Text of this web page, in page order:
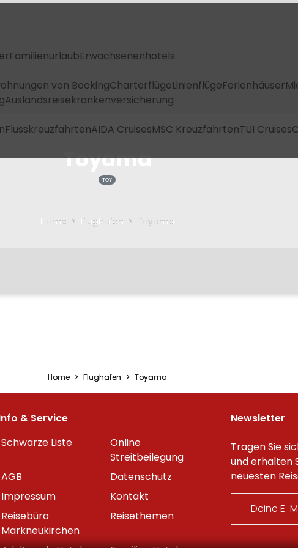
FamilienurlaubErwachsenenhotels
von BookingCharterflügeLinienflügeFerienhäuser
Auslandsreisekrankenversicherung
FlusskreuzfahrtenAIDA CruisesMSC KreuzfahrtenTUI Cruises
Toyama
TOY
Home Flughafen Toyama
Home Flughafen Toyama
& Service
Schwarze Liste
Online
Streitbeilegung
AGB
Datenschutz
Impressum
Kontakt
Reisebüro
Markneukirchen
Reisethemen
Newsletter
Tragen Sie
und erhalten
neuesten